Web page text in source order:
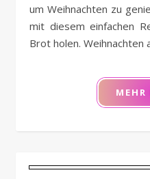
um Weihnachten zu
mit diesem einfachen
Brot holen. Weihnachten
MEHR